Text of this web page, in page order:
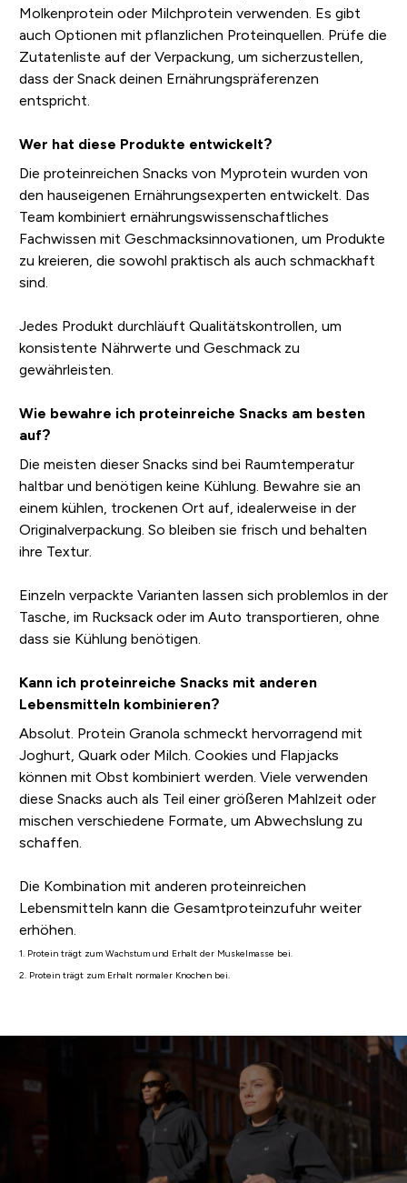
Molkenprotein oder Milchprotein verwenden. Es gibt
auch Optionen mit pflanzlichen Proteinquellen. Prüfe die
Zutatenliste auf der Verpackung, um sicherzustellen,
dass der Snack deinen Ernährungspräferenzen
entspricht.
Wer hat diese Produkte entwickelt?
Die proteinreichen Snacks von Myprotein wurden von
den hauseigenen Ernährungsexperten entwickelt. Das
Team kombiniert ernährungswissenschaftliches
Fachwissen mit Geschmacksinnovationen, um Produkte
zu kreieren, die sowohl praktisch als auch schmackhaft
sind.
Jedes Produkt durchläuft Qualitätskontrollen, um
konsistente Nährwerte und Geschmack zu
gewährleisten.
Wie bewahre ich proteinreiche Snacks am besten
auf?
Die meisten dieser Snacks sind bei Raumtemperatur
haltbar und benötigen keine Kühlung. Bewahre sie an
einem kühlen, trockenen Ort auf, idealerweise in der
Originalverpackung. So bleiben sie frisch und behalten
ihre Textur.
Einzeln verpackte Varianten lassen sich problemlos in der
Tasche, im Rucksack oder im Auto transportieren, ohne
dass sie Kühlung benötigen.
Kann ich proteinreiche Snacks mit anderen
Lebensmitteln kombinieren?
Absolut. Protein Granola schmeckt hervorragend mit
Joghurt, Quark oder Milch. Cookies und Flapjacks
können mit Obst kombiniert werden. Viele verwenden
diese Snacks auch als Teil einer größeren Mahlzeit oder
mischen verschiedene Formate, um Abwechslung zu
schaffen.
Die Kombination mit anderen proteinreichen
Lebensmitteln kann die Gesamtproteinzufuhr weiter
erhöhen.
1. Protein trägt zum Wachstum und Erhalt der Muskelmasse bei.
2. Protein trägt zum Erhalt normaler Knochen bei.